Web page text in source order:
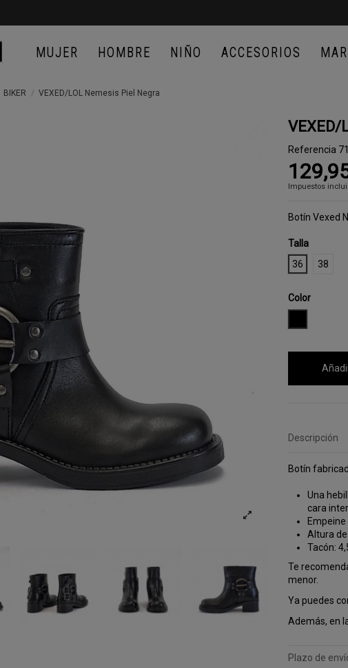
MUJER HOMBRE NIÑO ACCESORIOS
BIKER VEXED/LOL Nemesis Piel Negra
VEXED/
Referencia
Impuestos
Botín Vexed
Talla
36
38
Color
Descripción
Botín
Una
cara
Empeine
Altura
Tacón:
Te
menor.
Ya puedes
Además, en
Plazo de